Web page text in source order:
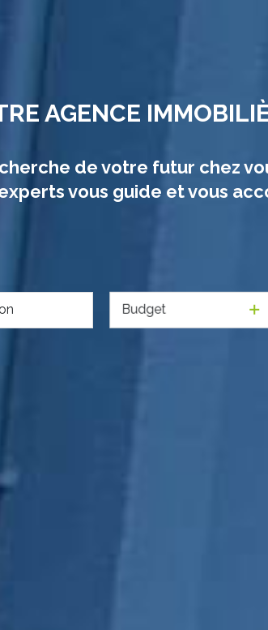
AGENCE
de votre futur chez
vous guide et vous
Budget